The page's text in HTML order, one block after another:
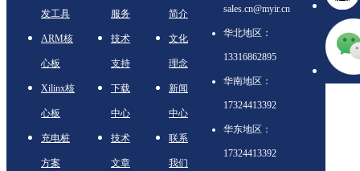
发工具
ARM核
心板
Xilinx核
心板
充电桩
方案
服务
技术
支持
下载
中心
技术
文章
简介
文化
理念
新闻
中心
联系
我们
sales.cn@myir.cn
华北地区：
13316862895
华南地区：
17324413392
华东地区：
17324413392